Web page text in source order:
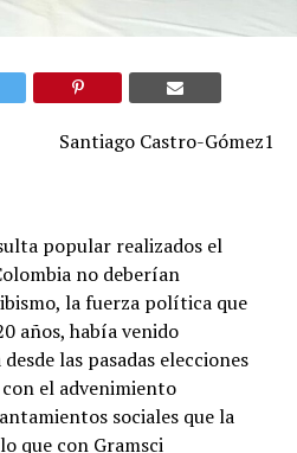
Santiago Castro-Gómez1
popular realizados el
no deberían
la fuerza política que
años, había venido
las pasadas elecciones
el advenimiento
sociales que la
que con Gramsci